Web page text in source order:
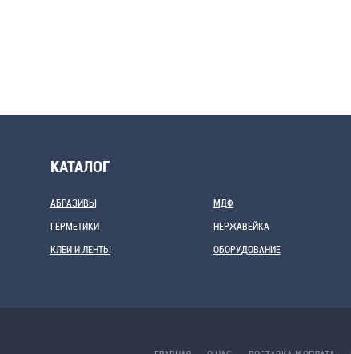
КАТАЛОГ
АБРАЗИВЫ
ГЕРМЕТИКИ
КЛЕИ И ЛЕНТЫ
МДФ
НЕРЖАВЕЙКА
ОБОРУДОВАНИЕ